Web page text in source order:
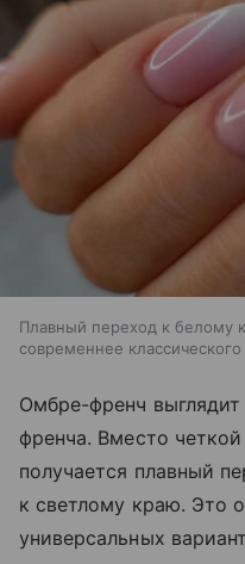
Плавный переход к белому
современнее
Омбре-френч выглядит
френча. Вместо
получается плавный
к светлому краю. Это
универсальных